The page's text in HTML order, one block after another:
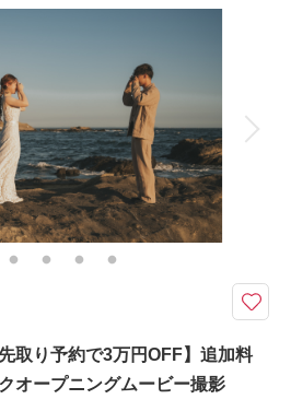
撮影日の空き
を確認する
ータ 100 カット
会食 挙式
族用衣装レンタル ペットと撮影
その他含むもの
無垢or色打掛・紋付袴・ヘアメイク・着付
和ブーケ・移動費・施設利用料
緑がまぶしい「緑」の季節＞【全データ・
て込】
ット（色味補正などレタッチ済）
取り予約で3万円OFF】追加料
オープニングムービー撮影